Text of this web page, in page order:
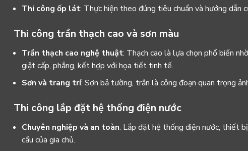
Thi công ốp lát: Thực hiện theo đúng tiêu chuẩn và hướng dẫn
Thi công trần thạch cao và sơn màu
Trần thạch cao nghệ thuật: Thạch cao là lựa chọn phổ biến
giật cấp, phẳng, kết hợp với họa tiết tinh tế.
Sơn và trang trí: Sơn bả tường, trần là công đoạn quan trọng
Thi công lắp đặt hệ thống điện nước
Chuyên nghiệp và an toàn: Lắp đặt hệ thống điện nước, thiết
cầu của gia chủ.